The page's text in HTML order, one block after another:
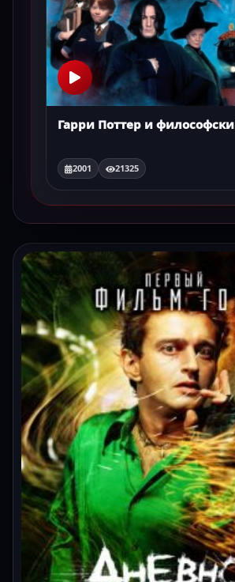
Гарри Поттер и
2001 21325